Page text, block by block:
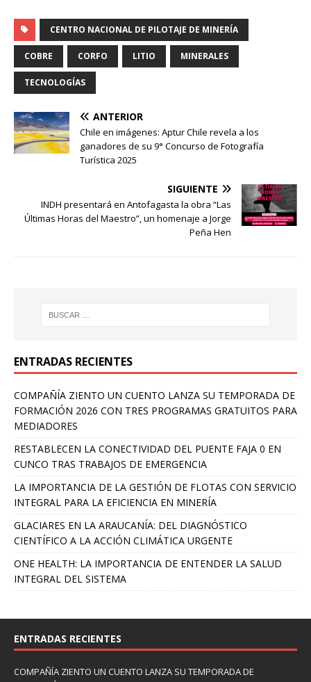
CENTRO NACIONAL DE PILOTAJE DE MINERÍA
COBRE CORFO LITIO MINERALES
TECNOLOGÍAS
ANTERIOR
Chile en imágenes: Aptur Chile revela a los
ganadores de su 9° Concurso de Fotografía
Turística 2025
SIGUIENTE
INDH presentará en Antofagasta la obra “Las
Últimas Horas del Maestro”, un homenaje a Jorge
Peña Hen
ENTRADAS RECIENTES
COMPAÑÍA ZIENTO UN CUENTO LANZA SU TEMPORADA DE
FORMACIÓN 2026 CON TRES PROGRAMAS GRATUITOS PARA
MEDIADORES
RESTABLECEN LA CONECTIVIDAD DEL PUENTE FAJA 0 EN
CUNCO TRAS TRABAJOS DE EMERGENCIA
LA IMPORTANCIA DE LA GESTIÓN DE FLOTAS CON SERVICIO
INTEGRAL PARA LA EFICIENCIA EN MINERÍA
GLACIARES EN LA ARAUCANÍA: DEL DIAGNÓSTICO
CIENTÍFICO A LA ACCIÓN CLIMÁTICA URGENTE
ONE HEALTH: LA IMPORTANCIA DE ENTENDER LA SALUD
INTEGRAL DEL SISTEMA
ENTRADAS RECIENTES
COMPAÑÍA ZIENTO UN CUENTO LANZA SU TEMPORADA DE